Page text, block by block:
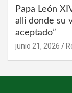
Papa León
allí donde su
aceptado”
junio 21, 2026